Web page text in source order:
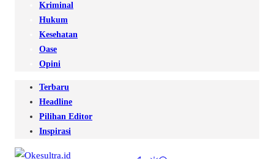
Kriminal
Hukum
Kesehatan
Oase
Opini
Terbaru
Headline
Pilihan Editor
Inspirasi